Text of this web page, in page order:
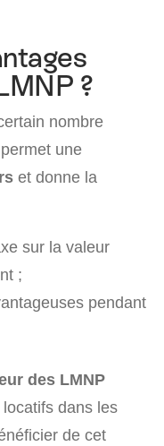
?
nombre
une
et donne la
sur la valeur
;
pendant
des LMNP
dans les
de cet